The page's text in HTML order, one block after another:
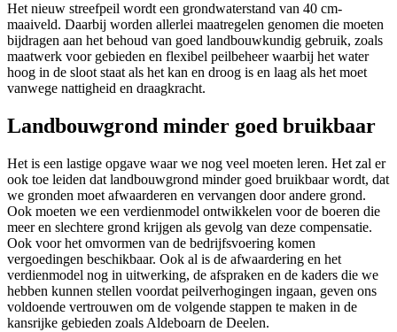
Het nieuw streefpeil wordt een grondwaterstand van 40 cm-
maaiveld. Daarbij worden allerlei maatregelen genomen die moeten
bijdragen aan het behoud van goed landbouwkundig gebruik, zoals
maatwerk voor gebieden en flexibel peilbeheer waarbij het water
hoog in de sloot staat als het kan en droog is en laag als het moet
vanwege nattigheid en draagkracht.
Landbouwgrond minder goed bruikbaar
Het is een lastige opgave waar we nog veel moeten leren. Het zal er
ook toe leiden dat landbouwgrond minder goed bruikbaar wordt, dat
we gronden moet afwaarderen en vervangen door andere grond.
Ook moeten we een verdienmodel ontwikkelen voor de boeren die
meer en slechtere grond krijgen als gevolg van deze compensatie.
Ook voor het omvormen van de bedrijfsvoering komen
vergoedingen beschikbaar. Ook al is de afwaardering en het
verdienmodel nog in uitwerking, de afspraken en de kaders die we
hebben kunnen stellen voordat peilverhogingen ingaan, geven ons
voldoende vertrouwen om de volgende stappen te maken in de
kansrijke gebieden zoals Aldeboarn de Deelen.